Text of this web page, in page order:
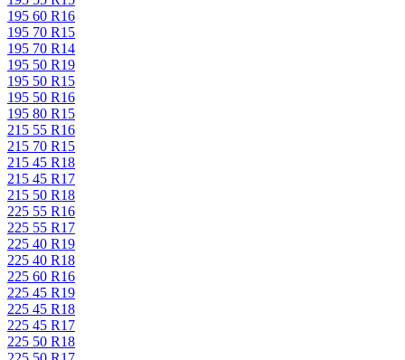
195 60 R16
195 70 R15
195 70 R14
195 50 R19
195 50 R15
195 50 R16
195 80 R15
215 55 R16
215 70 R15
215 45 R18
215 45 R17
215 50 R18
225 55 R16
225 55 R17
225 40 R19
225 40 R18
225 60 R16
225 45 R19
225 45 R18
225 45 R17
225 50 R18